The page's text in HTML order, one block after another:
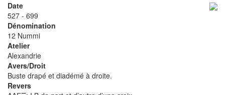
Date
527 - 699
Dénomination
12 Nummi
Atelier
Alexandrie
Avers/Droit
Buste drapé et diadémé à droite.
Revers